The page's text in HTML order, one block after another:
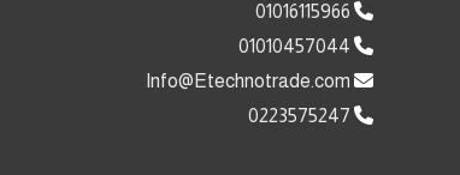
01016115966
01010457044
0223575247